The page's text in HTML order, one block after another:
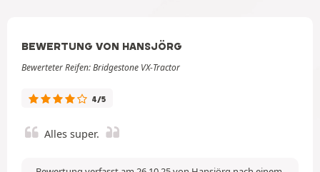
BEWERTUNG VON HANSJÖRG
Bewerteter Reifen: Bridgestone VX-Tractor
4/5
Alles super.